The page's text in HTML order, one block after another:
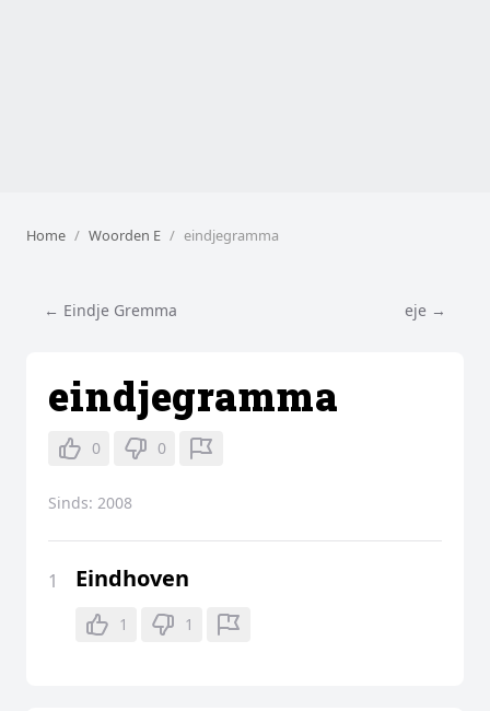
Home Woorden E eindjegramma
← Eindje Gremma eje →
eindjegramma
0 0
Sinds: 2008
1 Eindhoven
1 1